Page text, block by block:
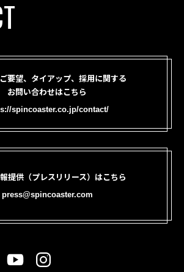
要望、タイアップ、採用に関する
お問い合わせはこちら
spincoaster.co.jp/contact/
提供（プレスリリース）はこちら
press@spincoaster.com